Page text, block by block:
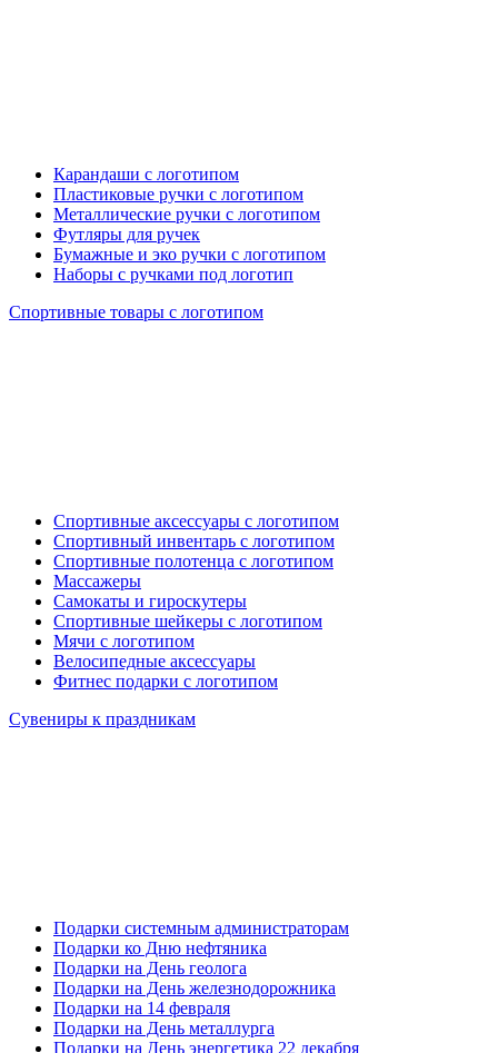
Карандаши с логотипом
Пластиковые ручки с логотипом
Металлические ручки с логотипом
Футляры для ручек
Бумажные и эко ручки с логотипом
Наборы с ручками под логотип
Спортивные товары с логотипом
Спортивные аксессуары с логотипом
Спортивный инвентарь с логотипом
Спортивные полотенца с логотипом
Массажеры
Самокаты и гироскутеры
Спортивные шейкеры с логотипом
Мячи с логотипом
Велосипедные аксессуары
Фитнес подарки с логотипом
Сувениры к праздникам
Подарки системным администраторам
Подарки ко Дню нефтяника
Подарки на День геолога
Подарки на День железнодорожника
Подарки на 14 февраля
Подарки на День металлурга
Подарки на День энергетика 22 декабря